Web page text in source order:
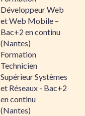
Développeur Web
et Web Mobile –
Bac+2 en continu
(Nantes)
Formation
Technicien
Supérieur Systèmes
et Réseaux - Bac+2
en continu
(Nantes)